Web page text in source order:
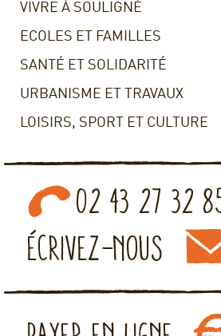
VIVRE À SOULIGNÉ
ECOLES ET FAMILLES
SANTÉ ET SOLIDARITÉ
URBANISME ET TRAVAUX
LOISIRS, SPORT ET CULTURE